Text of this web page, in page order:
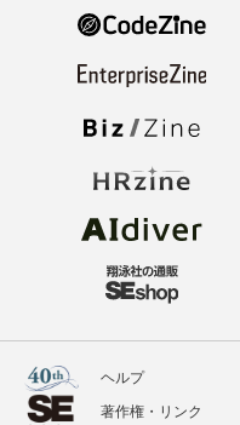
ヘルプ
著作権・リンク